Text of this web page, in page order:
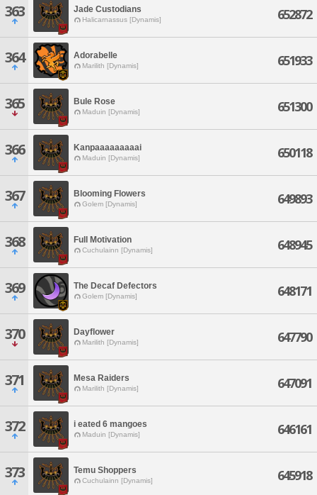
363 Jade Custodians
Halicarnassus [Dynamis] 652872
364 Adorabelle
Marilith [Dynamis] 651933
365 Bule Rose
Maduin [Dynamis] 651300
366 Kanpaaaaaaaaai
Maduin [Dynamis] 650118
367 Blooming Flowers
Golem [Dynamis] 649893
368 Full Motivation
Cuchulainn [Dynamis] 648945
369 The Decaf Defectors
Golem [Dynamis] 648171
370 Dayflower
Marilith [Dynamis] 647790
371 Mesa Raiders
Marilith [Dynamis] 647091
372 i eated 6 mangoes
Maduin [Dynamis] 646161
373 Temu Shoppers
Cuchulainn [Dynamis] 645918